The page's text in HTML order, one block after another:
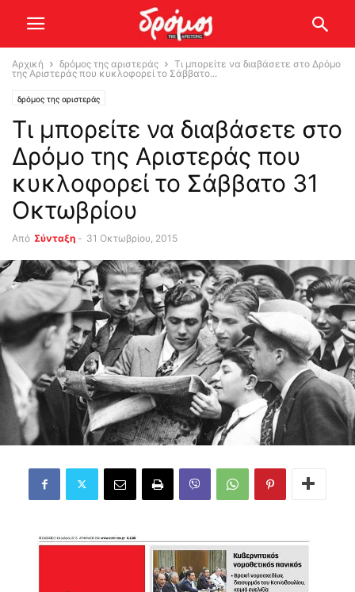
Αρχική δρόμος της αριστεράς
Τι μπορείτε να διαβάσετε στο Δρόμο
της Αριστεράς που κυκλοφορεί το Σάββατο...
δρόμος της αριστεράς
Τι μπορείτε να διαβάσετε στο
Δρόμο της Αριστεράς που
κυκλοφορεί το Σάββατο 31
Οκτωβρίου
Από Σύνταξη - 31 Οκτωβρίου, 2015